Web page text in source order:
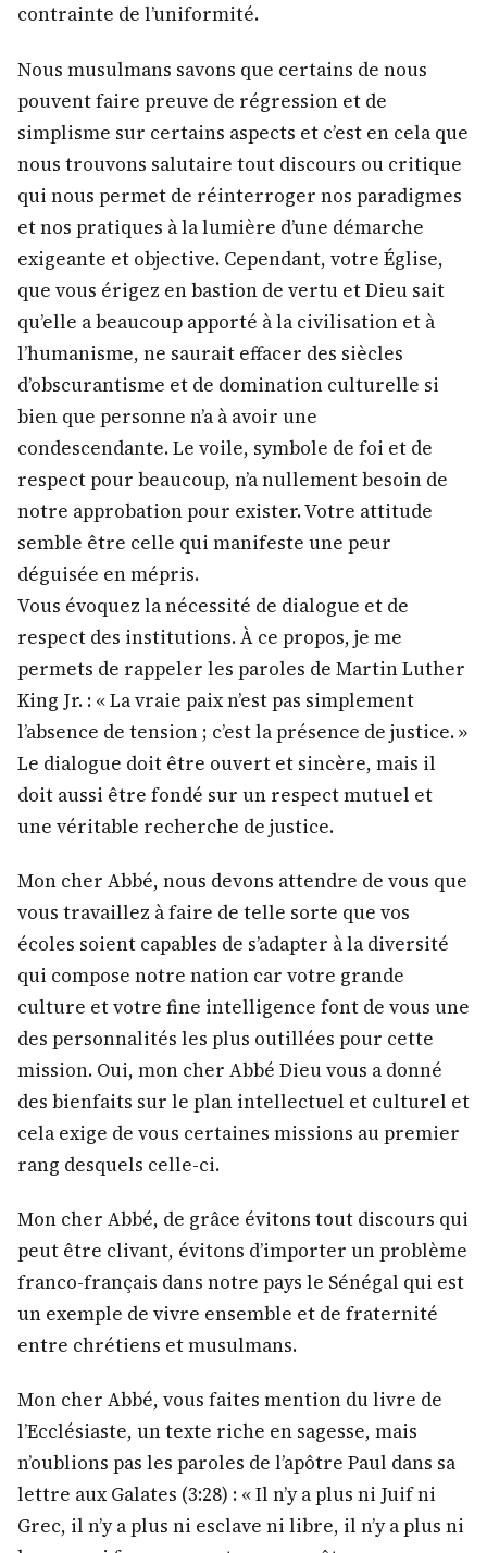
contrainte de l’uniformité.
Nous musulmans savons que certains de nous
pouvent faire preuve de régression et de
simplisme sur certains aspects et c’est en cela que
nous trouvons salutaire tout discours ou critique
qui nous permet de réinterroger nos paradigmes
et nos pratiques à la lumière d’une démarche
exigeante et objective. Cependant, votre Église,
que vous érigez en bastion de vertu et Dieu sait
qu’elle a beaucoup apporté à la civilisation et à
l’humanisme, ne saurait effacer des siècles
d’obscurantisme et de domination culturelle si
bien que personne n’a à avoir une
condescendante. Le voile, symbole de foi et de
respect pour beaucoup, n’a nullement besoin de
notre approbation pour exister. Votre attitude
semble être celle qui manifeste une peur
déguisée en mépris.
Vous évoquez la nécessité de dialogue et de
respect des institutions. À ce propos, je me
permets de rappeler les paroles de Martin Luther
King Jr. : « La vraie paix n’est pas simplement
l’absence de tension ; c’est la présence de justice. »
Le dialogue doit être ouvert et sincère, mais il
doit aussi être fondé sur un respect mutuel et
une véritable recherche de justice.
Mon cher Abbé, nous devons attendre de vous que
vous travaillez à faire de telle sorte que vos
écoles soient capables de s’adapter à la diversité
qui compose notre nation car votre grande
culture et votre fine intelligence font de vous une
des personnalités les plus outillées pour cette
mission. Oui, mon cher Abbé Dieu vous a donné
des bienfaits sur le plan intellectuel et culturel et
cela exige de vous certaines missions au premier
rang desquels celle-ci.
Mon cher Abbé, de grâce évitons tout discours qui
peut être clivant, évitons d’importer un problème
franco-français dans notre pays le Sénégal qui est
un exemple de vivre ensemble et de fraternité
entre chrétiens et musulmans.
Mon cher Abbé, vous faites mention du livre de
l’Ecclésiaste, un texte riche en sagesse, mais
n’oublions pas les paroles de l’apôtre Paul dans sa
lettre aux Galates (3:28) : « Il n’y a plus ni Juif ni
Grec, il n’y a plus ni esclave ni libre, il n’y a plus ni